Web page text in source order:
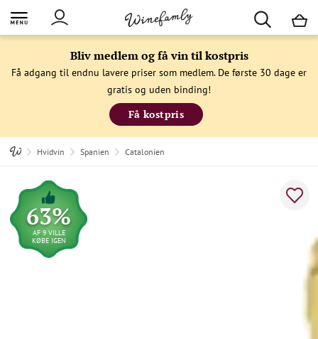
Bliv medlem og få vin til kostpris
Få adgang til endnu lavere priser som medlem. De første 30 dage er
gratis og uden binding!
Få kostpris
Hvidvin Spanien Catalonien
63%
AF 9 VILLE
KØBE IGEN